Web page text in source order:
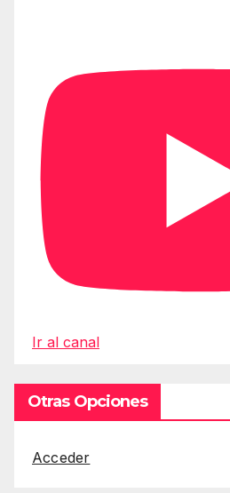
Ir al canal
Otras Opciones
Acceder